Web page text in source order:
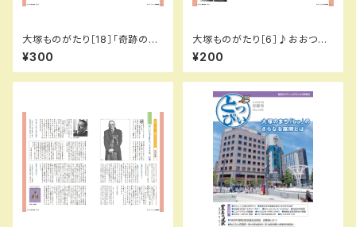
大塚ものがたり［18］「奇跡の出
会い」…の巻／城所信英（とっぴ
ぃ125号）
¥300
大塚ものがたり［6］♪おおつか
の牧場はみどり♪…の巻／城所
信英（とっぴぃ113号）
¥200